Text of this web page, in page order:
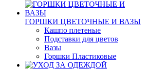
ГОРШКИ ЦВЕТОЧНЫЕ И ВАЗЫ
Кашпо плетеные
Подставки для цветов
Вазы
Горшки Пластиковые